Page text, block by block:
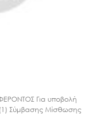
Για υποβολή
Σύμβασης Μίσθωσης